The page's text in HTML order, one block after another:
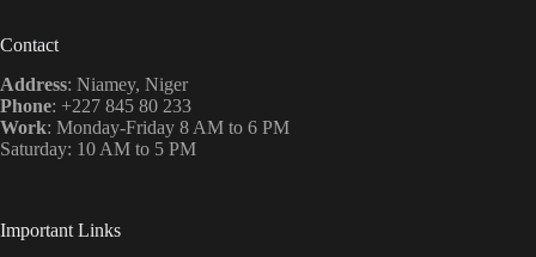
Contact
Address: Niamey, Niger
Phone: +227 845 80 233
Work: Monday-Friday 8 AM to 6 PM
Saturday: 10 AM to 5 PM
Important Links